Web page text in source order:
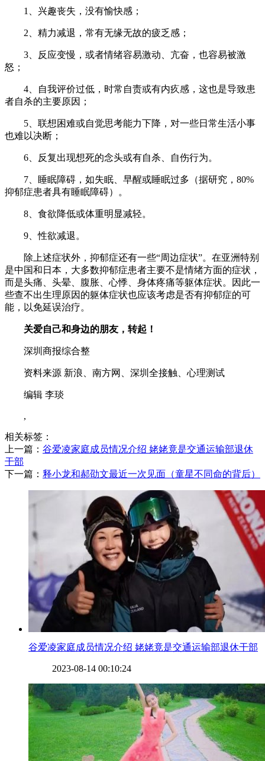
1、兴趣丧失，没有愉快感；
2、精力减退，常有无缘无故的疲乏感；
3、反应变慢，或者情绪容易激动、亢奋，也容易被激
怒；
4、自我评价过低，时常自责或有内疚感，这也是导致患
者自杀的主要原因；
5、联想困难或自觉思考能力下降，对一些日常生活小事
也难以决断；
6、反复出现想死的念头或有自杀、自伤行为。
7、睡眠障碍，如失眠、早醒或睡眠过多（据研究，80%
抑郁症患者具有睡眠障碍）。
8、食欲降低或体重明显减轻。
9、性欲减退。
除上述症状外，抑郁症还有一些“周边症状”。在亚洲特别
是中国和日本，大多数抑郁症患者主要不是情绪方面的症状，
而是头痛、头晕、腹胀、心悸、身体疼痛等躯体症状。因此一
些查不出生理原因的躯体症状也应该考虑是否有抑郁症的可
能，以免延误治疗。
关爱自己和身边的朋友，转起！
深圳商报综合整
资料来源 新浪、南方网、深圳全接触、心理测试
编辑 李琰
,
相关标签：
上一篇： ​谷爱凌家庭成员情况介绍 姥姥竟是交通运输部退休
干部
下一篇： ​释小龙和郝劭文最近一次见面（童星不同命的背后）
​谷爱凌家庭成员情况介绍 姥姥竟是交通运输部退休干部
2023-08-14 00:10:24